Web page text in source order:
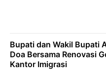
Bupati dan Wakil Bupati
Doa Bersama Renovasi
Kantor Imigrasi